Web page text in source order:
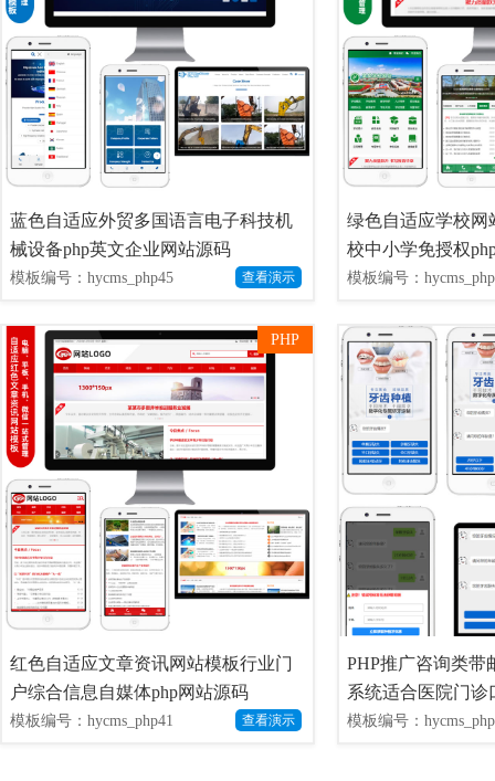
蓝色自适应外贸多国语言电子科技机
械设备php英文企业网站源码
模板编号：hycms_php45 查看演示
绿色自适应学校网
校中小学免授权
模板编号：
PHP
红色自适应文章资讯网站模板行业门
户综合信息自媒体php网站源码
模板编号：hycms_php41 查看演示
PHP推广咨询类带
系统适合医院门诊
模板编号：